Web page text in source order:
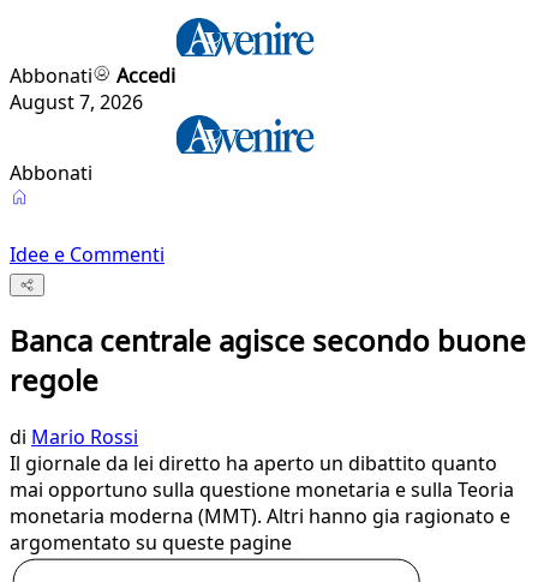
Abbonati
Accedi
August 7, 2026
Abbonati
Idee e Commenti
Banca centrale agisce secondo buone
regole
di Mario Rossi
Il giornale da lei diretto ha aperto un dibattito quanto
mai opportuno sulla questione monetaria e sulla Teoria
monetaria moderna (MMT). Altri hanno gia ragionato e
argomentato su queste pagine